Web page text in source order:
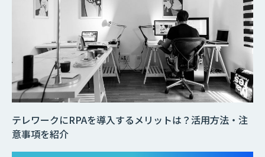
テレワークにRPAを導入するメリットは？活用方法・注
意事項を紹介